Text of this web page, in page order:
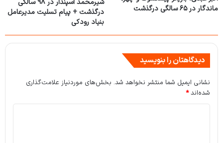
ماندگار در ۶۵ سالگی درگذشت
شیرمحمد اسپندار در ۹۸ سالگی
درگذشت + پیام تسلیت مدیرعامل
بنیاد رودکی
دیدگاهتان را بنویسید
نشانی ایمیل شما منتشر نخواهد شد. بخش‌های موردنیاز علامت‌گذاری
شده‌اند*